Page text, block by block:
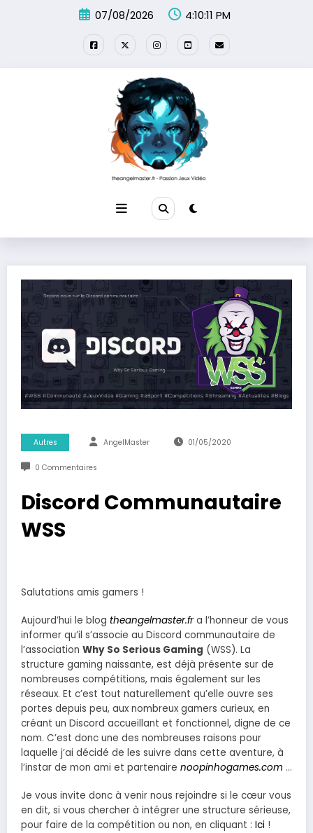
07/08/2026 4:10:12 PM
Autres AngelMaster 01/05/2020
0 Commentaires
Discord Communautaire
WSS
Salutations amis gamers !
Aujourd’hui le blog theangelmaster.fra l’honneur de vous
informer qu’il s’associe au Discord communautaire de
l’association Why So Serious Gaming (WSS). La
structure gaming naissante, est déjà présente sur de
nombreuses compétitions, mais également sur les
réseaux. Et c’est tout naturellement qu’elle ouvre ses
portes depuis peu, aux nombreux gamers curieux, en
créant un Discord accueillant et fonctionnel, digne de ce
nom. C’est donc une des nombreuses raisons pour
laquelle j’ai décidé de les suivre dans cette aventure, à
l’instar de mon ami et partenaire noopinhogames.com …
Je vous invite donc à venir nous rejoindre si le cœur vous
en dit, si vous chercher à intégrer une structure sérieuse,
pour faire de la compétition ou non, en cliquant : Ici !